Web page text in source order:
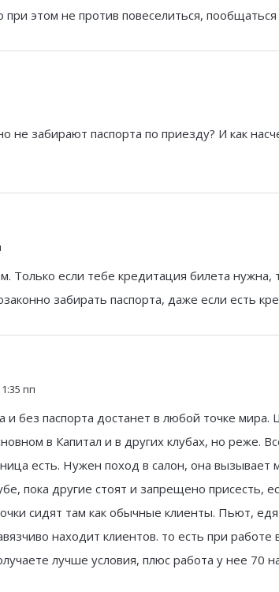
этом не против повеселиться, пообщаться
не забирают паспорта по приезду? И как
Только если тебе кредитация билета
забирать паспорта, даже если есть
пп
и без паспорта достанет в любой точке мира.
в Капитал и в других клубах, но реже.
есть. Нужен поход в салон, она вызывает
пока другие стоят и запрещено присесть,
сидят там как обычные клиенты. Пьют,
находит клиентов. то есть при работе
лучше условия, плюс работа у нее 70